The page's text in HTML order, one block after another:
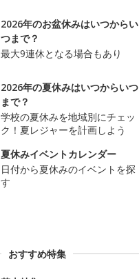
2026年のお盆休みはいつからい
つまで？
最大9連休となる場合もあり
2026年の夏休みはいつからいつ
まで？
学校の夏休みを地域別にチェッ
ク！夏レジャーを計画しよう
夏休みイベントカレンダー
日付から夏休みのイベントを探
す
おすすめ特集